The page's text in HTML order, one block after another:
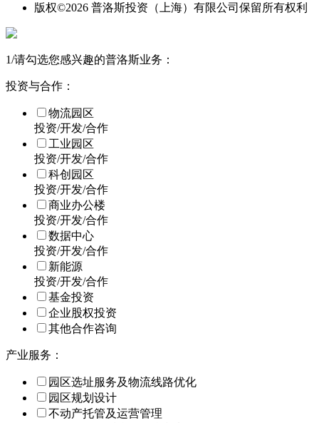
版权©2026 普洛斯投资（上海）有限公司保留所有权利
1/请勾选您感兴趣的普洛斯业务：
投资与合作：
物流园区
投资/开发/合作
工业园区
投资/开发/合作
科创园区
投资/开发/合作
商业办公楼
投资/开发/合作
数据中心
投资/开发/合作
新能源
投资/开发/合作
基金投资
企业股权投资
其他合作咨询
产业服务：
园区选址服务及物流线路优化
园区规划设计
不动产托管及运营管理